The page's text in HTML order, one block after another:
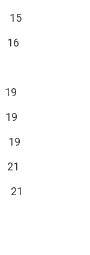
. 15
16
19
19
19
21
21